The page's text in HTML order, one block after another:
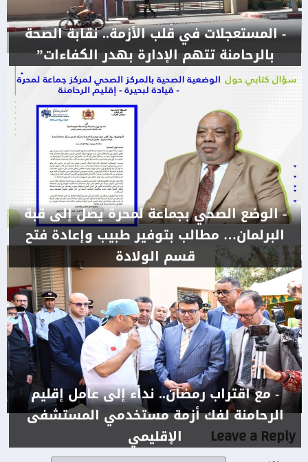
- المستعجلات في قلب الأزمة.. نقابة الصحة
بالرحامنة تتهم الإدارة بهدر الكفاءات”
- الوضع الصحي بجماعة لمحرة يصل إلى قبة
البرلمان… مطالب بتوفير طبيب وإعادة فتح
قسم الولادة
- مع اقتراب رمضان.. نداء إلى عامل إقليم
الرحامنة لفك أزمة مستخدمي المستشفى
الإقليمي
Leave a Reply